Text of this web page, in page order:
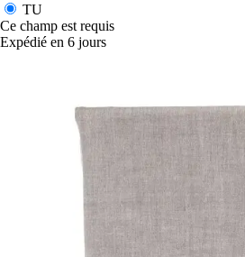
TU
Ce champ est requis
Expédié en 6 jours